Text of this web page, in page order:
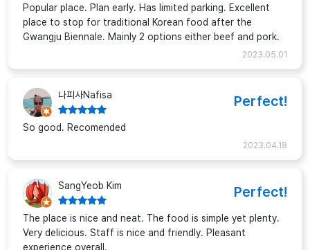
Popular place. Plan early. Has limited parking. Excellent
place to stop for traditional Korean food after the
Gwangju Biennale. Mainly 2 options either beef and pork.
2023.05.01
나피사Nafisa Perfect!
So good. Recomended
2023.04.18
SangYeob Kim Perfect!
The place is nice and neat. The food is simple yet plenty.
Very delicious. Staff is nice and friendly. Pleasant
experience overall.